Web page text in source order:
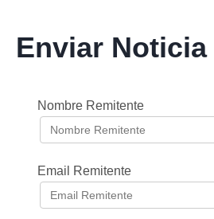
Enviar Noticia
Nombre Remitente
Email Remitente